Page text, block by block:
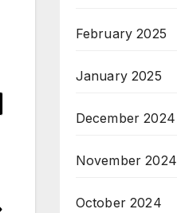
February 2025
January 2025
December 2024
November 2024
October 2024